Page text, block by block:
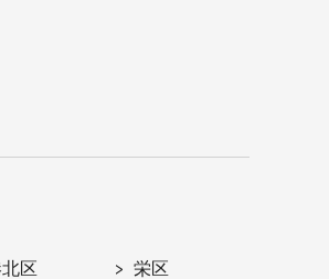
区 栄区